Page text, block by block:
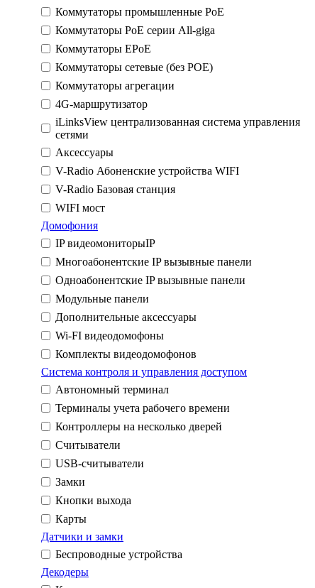
Коммутаторы промышленные PoE
Коммутаторы PoE серии All-giga
Коммутаторы EPoE
Коммутаторы сетевые (без POE)
Коммутаторы агрегации
4G-маршрутизатор
iLinksView централизованная система управления
сетями
Аксессуары
V-Radio Абоненские устройства WIFI
V-Radio Базовая станция
WIFI мост
Домофония
IP видеомониторыIP
Многоабонентские IP вызывные панели
Одноабонентские IP вызывные панели
Модульные панели
Дополнительные аксессуары
Wi-FI видеодомофоны
Комплекты видеодомофонов
Система контроля и управления доступом
Автономный терминал
Терминалы учета рабочего времени
Контроллеры на несколько дверей
Считыватели
USB-считыватели
Замки
Кнопки выхода
Карты
Датчики и замки
Беспроводные устройства
Декодеры